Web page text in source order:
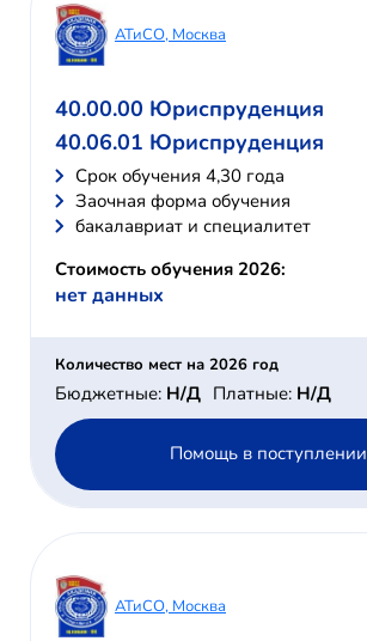
АТиСО, Москва
40.00.00 Юриспруденция
40.06.01 Юриспруденция
Cрок обучения 4,30 года
Заочная форма обучения
бакалавриат и специалитет
Стоимость обучения 2026:
нет данных
Количество мест на 2026 год
Бюджетные: Н/Д Платные: Н/Д
Помощь в поступлении
АТиСО, Москва